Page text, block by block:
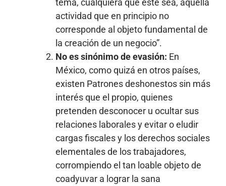
tema, cualquiera que éste sea, aquella
actividad que en principio no
corresponde al objeto fundamental de
la creación de un negocio”.
No es sinónimo de evasión: En
México, como quizá en otros países,
existen Patrones deshonestos sin más
interés que el propio, quienes
pretenden desconocer u ocultar sus
relaciones laborales y evitar o eludir
cargas fiscales y los derechos sociales
elementales de los trabajadores,
corrompiendo el tan loable objeto de
coadyuvar a lograr la sana